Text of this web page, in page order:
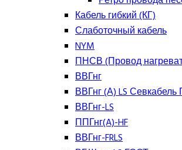
Кабель гибкий (КГ)
Слаботочный кабель
NYM
ПНСВ (Провод
ВВГнг
ВВГнг (А) LS
ВВГнг-LS
ППГнг(A)-HF
ВВГнг-FRLS